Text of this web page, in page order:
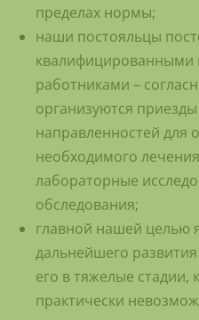
пределах нормы;
наши постояльцы
квалифицированными
работниками –
организуются
направленностей для
необходимого
лабораторные
обследования;
главной нашей целью
дальнейшего
его в тяжелые стадии,
практически